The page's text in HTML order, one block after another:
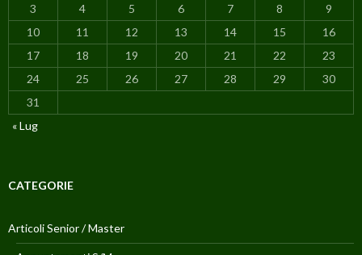
3
4 5 6 7 8
9
10
11 12 13 14 15
16
17
18 19 20 21 22
23
24
25 26 27 28 29
30
31
« Lug
CATEGORIE
Articoli Senior / Master